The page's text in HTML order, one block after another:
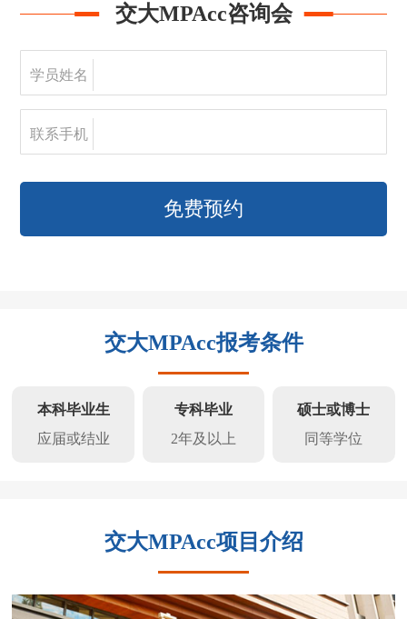
交大MPAcc咨询会
学员姓名
联系手机
免费预约
交大MPAcc报考条件
本科毕业生
应届或结业
专科毕业
2年及以上
硕士或博士
同等学位
交大MPAcc项目介绍